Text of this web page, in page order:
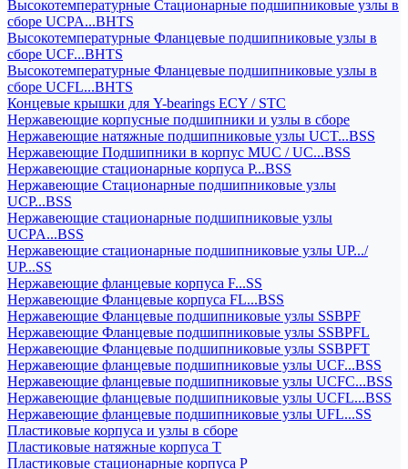
Высокотемпературные Стационарные подшипниковые узлы в
сборе UCPA...BHTS
Высокотемпературные Фланцевые подшипниковые узлы в
сборе UCF...BHTS
Высокотемпературные Фланцевые подшипниковые узлы в
сборе UCFL...BHTS
Концевые крышки для Y-bearings ECY / STC
Нержавеющие корпусные подшипники и узлы в сборе
Нержавеющие натяжные подшипниковые узлы UCT...BSS
Нержавеющие Подшипники в корпус MUC / UC...BSS
Нержавеющие стационарные корпуса P...BSS
Нержавеющие Стационарные подшипниковые узлы
UCP...BSS
Нержавеющие стационарные подшипниковые узлы
UCPA...BSS
Нержавеющие стационарные подшипниковые узлы UP.../
UP...SS
Нержавеющие фланцевые корпуса F...SS
Нержавеющие Фланцевые корпуса FL...BSS
Нержавеющие Фланцевые подшипниковые узлы SSBPF
Нержавеющие Фланцевые подшипниковые узлы SSBPFL
Нержавеющие Фланцевые подшипниковые узлы SSBPFT
Нержавеющие фланцевые подшипниковые узлы UCF...BSS
Нержавеющие фланцевые подшипниковые узлы UCFC...BSS
Нержавеющие фланцевые подшипниковые узлы UCFL...BSS
Нержавеющие фланцевые подшипниковые узлы UFL...SS
Пластиковые корпуса и узлы в сборе
Пластиковые натяжные корпуса T
Пластиковые стационарные корпуса P